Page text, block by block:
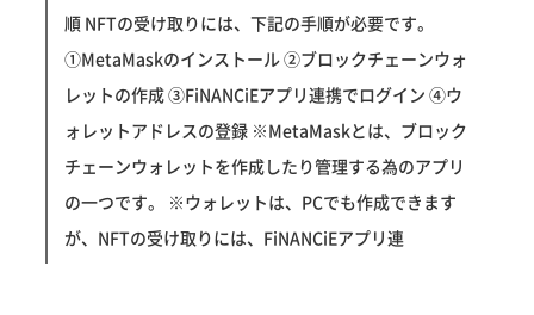
順 NFTの受け取りには、下記の手順が必要です。
①MetaMaskのインストール ②ブロックチェーンウォ
レットの作成 ③FiNANCiEアプリ連携でログイン ④ウ
ォレットアドレスの登録 ※MetaMaskとは、ブロック
チェーンウォレットを作成したり管理する為のアプリ
の一つです。 ※ウォレットは、PCでも作成できます
が、NFTの受け取りには、FiNANCiEアプリ連